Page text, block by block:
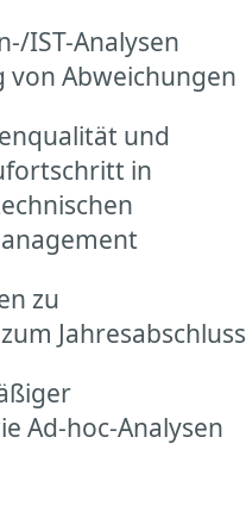
IST-Analysen
Abweichungen
und
in
zu
Jahresabschluss
Ad-hoc-Analysen